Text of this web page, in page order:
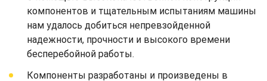
компонентов и тщательным испытаниям машины
нам удалось добиться непревзойденной
надежности, прочности и высокого времени
бесперебойной работы.
Компоненты разработаны и произведены в